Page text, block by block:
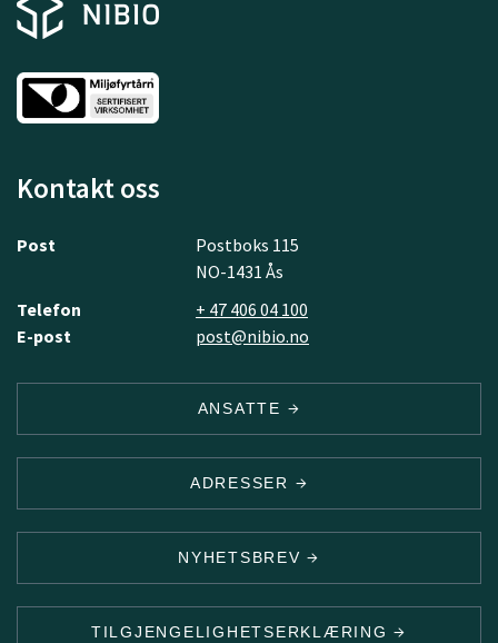
Kontakt oss
Post
Postboks 115
NO-1431 Ås
Telefon
+ 47 406 04 100
E-post
post@nibio.no
ANSATTE
ADRESSER
NYHETSBREV
TILGJENGELIGHETSERKLÆRING